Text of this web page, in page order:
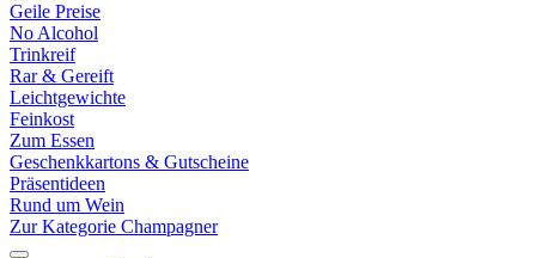
Geile Preise
No Alcohol
Trinkreif
Rar & Gereift
Leichtgewichte
Feinkost
Zum Essen
Geschenkkartons & Gutscheine
Präsentideen
Rund um Wein
Zur Kategorie Champagner